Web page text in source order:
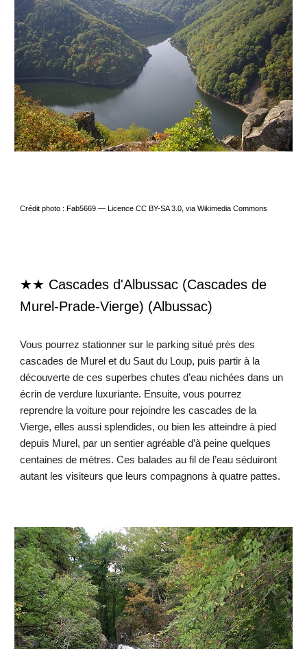
Crédit photo : Fab5669 — Licence CC BY-SA 3.0, via Wikimedia Commons
★★ Cascades d'Albussac (Cascades de
Murel-Prade-Vierge) (Albussac)
Vous pourrez stationner sur le parking situé près des
cascades de Murel et du Saut du Loup, puis partir à la
découverte de ces superbes chutes d’eau nichées dans un
écrin de verdure luxuriante. Ensuite, vous pourrez
reprendre la voiture pour rejoindre les cascades de la
Vierge, elles aussi splendides, ou bien les atteindre à pied
depuis Murel, par un sentier agréable d’à peine quelques
centaines de mètres. Ces balades au fil de l’eau séduiront
autant les visiteurs que leurs compagnons à quatre pattes.